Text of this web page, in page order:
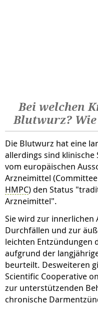
Bei welchen
Blutwurz?
Die Blutwurz hat eine
allerdings sind
vom europäischen
Arzneimittel
HMPC) den Status
Arzneimittel".
Sie wird zur innerlichen
Durchfällen und zur
leichten Entzündungen
aufgrund der
beurteilt. Desweiteren
Scientific Cooperative
zur unterstützenden
chronische